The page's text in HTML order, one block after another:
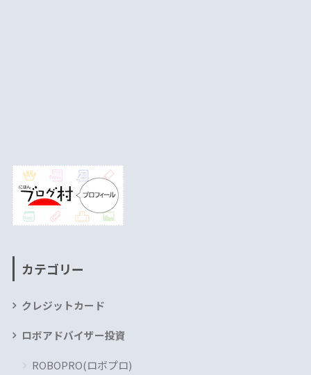
カテゴリー
クレジットカード
ロボアドバイザー投資
ROBOPRO(ロボプロ)